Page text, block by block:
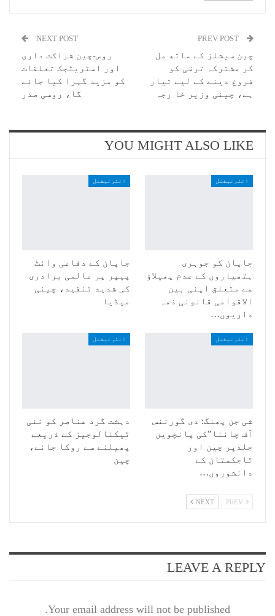
چین سیشلز کے ساتھ مل
کر مشترکہ ترقی کو
فروغ دینے کے لیے تیار
ہے، چینی وزیر خا رجہ
NEXT POST
روس-چین شراکت داری
اور اسٹریٹجک تعلقات
کو مزید گہرا کیا جائے
گا، روسی صدر
YOU MIGHT ALSO LIKE
انٹرنیشنل
جاپان کو جوہری
ہتھیاروں کے عدم پھیلاؤ
سے متعلق اپنی بین
الاقوامی قانونی ذمہ
داریوں…
انٹرنیشنل
جاپان کے دفاعی وائٹ
پیپر پر عالمی برادری
کی شدید تنقید، چینی
میڈیا
انٹرنیشنل
شی جن پھنگ: دی گورننس
آف چائنا”کی پانچویں
جلدپر چین اور
تاجکستان کے
دانشوروں…
انٹرنیشنل
دہشت گرد عناصر کو نئی
ٹیکنالوجیز کے ذریعے
پھیلنے سے روکا جائے،
چین
NEXT
LEAVE A REPLY
Your email address will not be published.